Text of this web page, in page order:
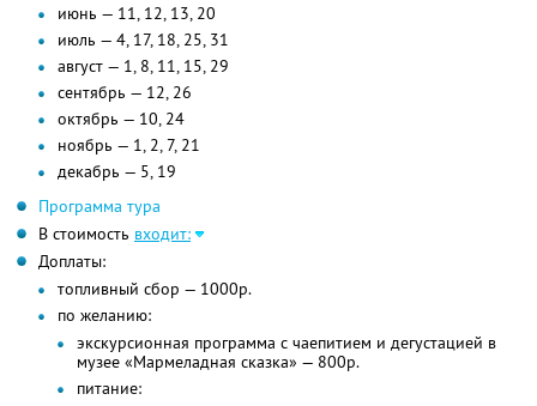
июнь — 11, 12, 13, 20
июль — 4, 17, 18, 25, 31
август — 1, 8, 11, 15, 29
сентябрь — 12, 26
октябрь — 10, 24
ноябрь — 1, 2, 7, 21
декабрь — 5, 19
Программа тура
В стоимость входит:
Доплаты:
топливный сбор — 1000р.
по желанию:
экскурсионная программа с чаепитием и дегустацией в
музее «Мармеладная сказка» — 800р.
питание: